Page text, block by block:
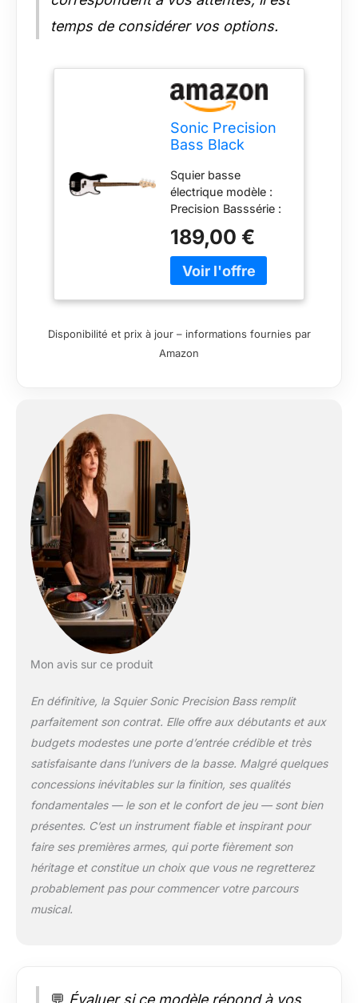
temps de considérer vos options.
Sonic Precision
Bass Black
Squier basse
électrique modèle :
Precision Basssérie :
corpscomposition :
peuplier (Poplar)
finition : vernis
on)composition :
érable (maple)
189,00 €
Disponibilité et prix à jour – informations fournies par
Amazon
Mon avis sur ce produit
En définitive, la Squier Sonic Precision Bass remplit
parfaitement son contrat. Elle offre aux débutants et aux
budgets modestes une porte d’entrée crédible et très
satisfaisante dans l’univers de la basse. Malgré quelques
concessions inévitables sur la finition, ses qualités
fondamentales — le son et le confort de jeu — sont bien
présentes. C’est un instrument fiable et inspirant pour
faire ses premières armes, qui porte fièrement son
héritage et constitue un choix que vous ne regretterez
probablement pas pour commencer votre parcours
musical.